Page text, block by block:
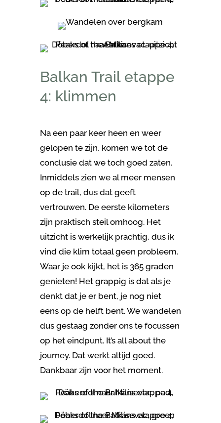
Balkan Trail etappe
4: klimmen
Na een paar keer heen en weer
gelopen te zijn, komen we tot de
conclusie dat we toch goed zaten.
Inmiddels zien we al meer mensen
op de trail, dus dat geeft
vertrouwen. De eerste kilometers
zijn praktisch steil omhoog. Het
uitzicht is werkelijk prachtig, dus ik
vind die klim totaal geen probleem.
Waar je ook kijkt, het is 365 graden
genieten! Het grappig is dat als je
denkt dat je er bent, je nog niet
eens op de helft bent. We wandelen
dus gestaag zonder ons te focussen
op het eindpunt. It’s all about the
journey. Dat werkt altijd goed.
Dankbaar zijn voor het moment.